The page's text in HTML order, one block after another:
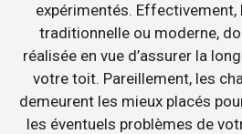
expérimentés. Effectivement,
traditionnelle ou moderne,
réalisée en vue d’assurer la
votre toit. Pareillement, les
demeurent les mieux placés
les éventuels problèmes de